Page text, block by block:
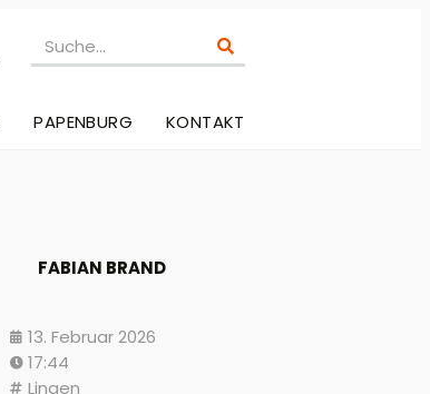
PAPENBURG KONTAKT
FABIAN BRAND
13. Februar 2026
17:44
Lingen